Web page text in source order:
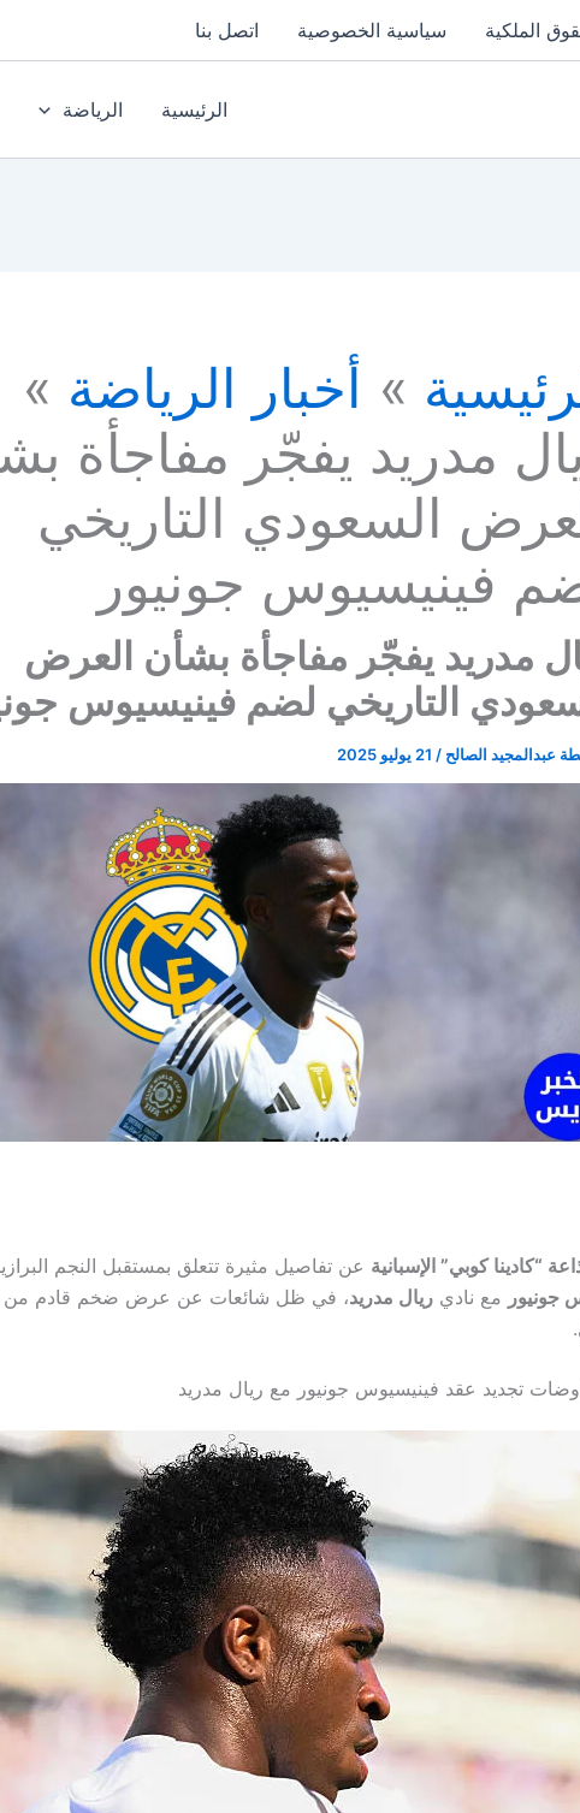
الملكية سياسية الخصوصية اتصل بنا
الرئيسية الرياضة
أخبار الرياضة
مدريد يفجّر مفاجأة
السعودي التاريخي
فينيسيوس جونيور
مدريد يفجّر مفاجأة بشأن العرض
التاريخي لضم فينيسيوس
عبدالمجيد الصالح / 21 يوليو 2025
“كادينا كوبي” الإسبانية عن تفاصيل مثيرة تتعلق بمستقبل النجم
جونيور مع نادي ريال مدريد، في ظل شائعات عن عرض ضخم قادم
تجديد عقد فينيسيوس جونيور مع ريال مدريد